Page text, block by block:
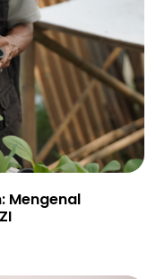
Mengenal